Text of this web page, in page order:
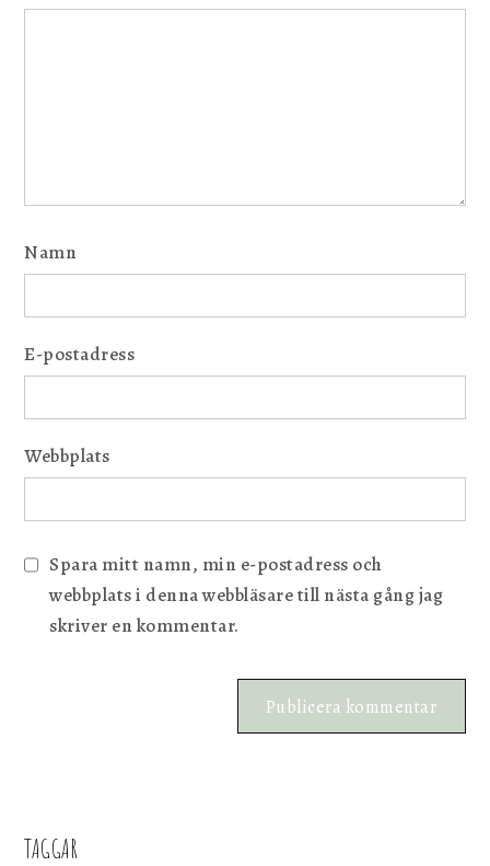
Namn
E-postadress
Webbplats
Spara mitt namn, min e-postadress och
webbplats i denna webbläsare till nästa gång jag
skriver en kommentar.
TAGGAR